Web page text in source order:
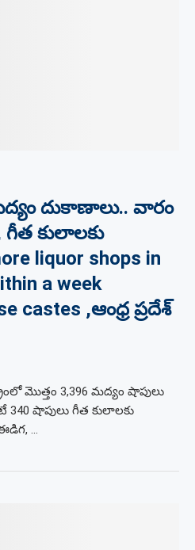
దుకాణాలు.. వారం
కులాలకు
liquor shops in
a week
castes ,ఆంధ్ర ప్రదేశ్
మొత్తం 3,396 మద్యం షాపులు
షాపులు గీత కులాలకు
…